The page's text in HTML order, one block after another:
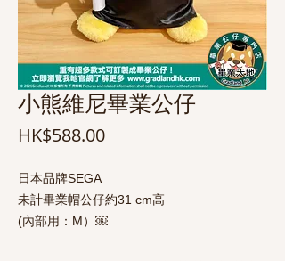
小熊維尼畢業公仔
HK$588.00價
日本品牌SEGA
未計畢業帽公仔約31 cm高
(內部用：M）￼